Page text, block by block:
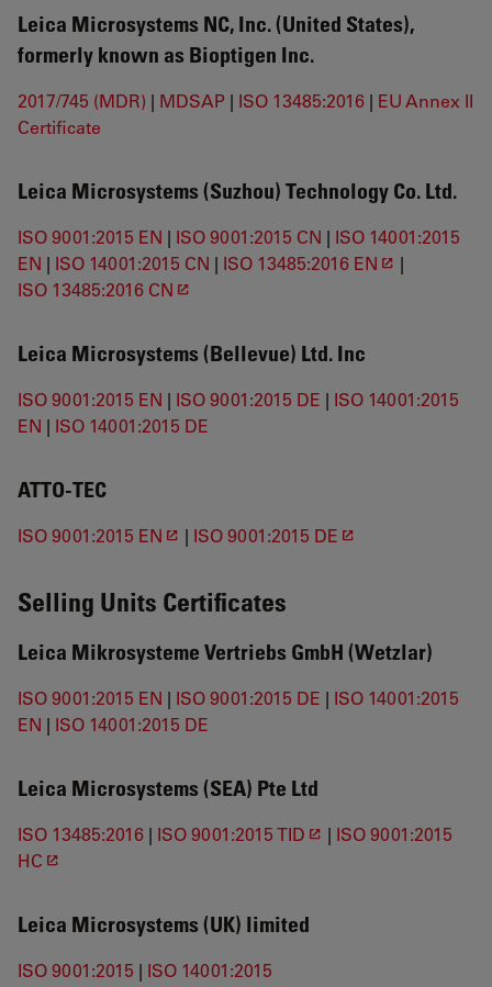
Leica Microsystems NC, Inc. (United States),
formerly known as Bioptigen Inc.
2017/745 (MDR) | MDSAP | ISO 13485:2016 | EU Annex II
Certificate
Leica Microsystems (Suzhou) Technology Co. Ltd.
ISO 9001:2015 EN | ISO 9001:2015 CN | ISO 14001:2015
EN | ISO 14001:2015 CN | ISO 13485:2016 EN
|
ISO 13485:2016 CN
Leica Microsystems (Bellevue) Ltd. Inc
ISO 9001:2015 EN | ISO 9001:2015 DE | ISO 14001:2015
EN | ISO 14001:2015 DE
ATTO-TEC
ISO 9001:2015 EN | ISO 9001:2015 DE
Selling Units Certificates
Leica Mikrosysteme Vertriebs GmbH (Wetzlar)
ISO 9001:2015 EN | ISO 9001:2015 DE | ISO 14001:2015
EN | ISO 14001:2015 DE
Leica Microsystems (SEA) Pte Ltd
ISO 13485:2016 | ISO 9001:2015 TID | ISO 9001:2015
HC
Leica Microsystems (UK) limited
ISO 9001:2015 | ISO 14001:2015